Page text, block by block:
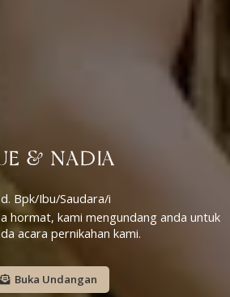
& NADIA
Bpk/Ibu/Saudara/i
hormat, kami mengundang anda untuk
acara pernikahan kami.
Buka Undangan